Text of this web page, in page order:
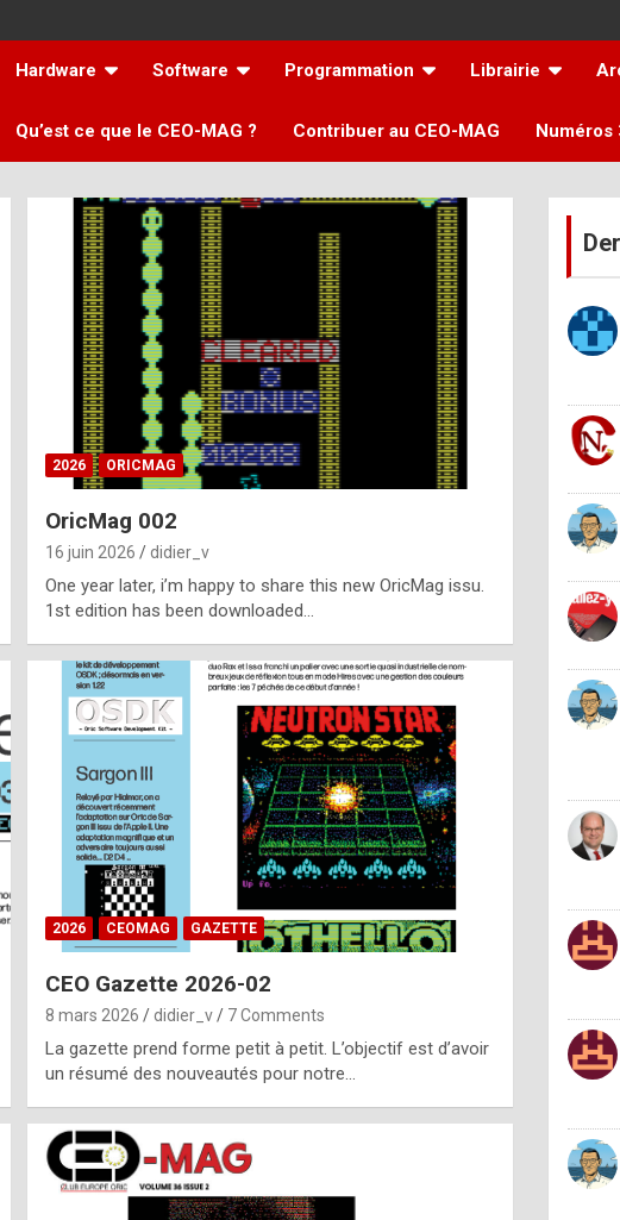
Hardware Software Programmation Librairie
Qu’est ce que le CEO-MAG ? Contribuer au CEO-MAG Numéros
2026 ORICMAG
OricMag 002
16 juin 2026 didier_v
One year later, i’m happy to share this new OricMag issu.
1st edition has been downloaded…
2026 CEOMAG GAZETTE
CEO Gazette 2026-02
8 mars 2026 didier_v 7 Comments
La gazette prend forme petit à petit. L’objectif est d’avoir
un résumé des nouveautés pour notre…